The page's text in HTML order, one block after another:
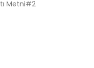
Metni#2